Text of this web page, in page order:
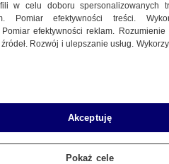
w celu doboru spersonalizowanych
Pomiar efektywności treści.
efektywności reklam.
Rozwój i ulepszanie usług.
Akceptuję
Pokaż cele